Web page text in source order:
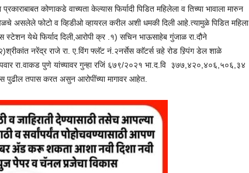
कोणाकडे वाच्यता केल्यास फिर्यादी पिडित महिलेला व तिच्या भावाला मारुन
असलेले फोटो व व्हिडीओ व्हायरल करील अशी धमकी दिली आहे.त्यामुळे पिडित महिला
स्टेशन येथे फिर्याद दिली,आरोपी क्र .१) सचिन भाऊसाहेब गुंजाळ रा.दौने
नरेंद्र राजे रा. ए.विंग फ्लॅट नं.२नर्सेस काॅटर्स नर्‍हे रोड स्र्पिंग डेल शाळे
रा.वाकड पुणे यांच्यावर गुन्हा रजिं ६७९/२०२१ भा.द.वि ३७७,४२०,४०६,५०६,३४
पुढील तपास करत असुन आरोपींच्या मागावर आहेत.